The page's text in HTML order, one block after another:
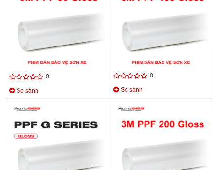
PHIM BẢO VỆ SƠN 3M PPF 50
0
So sánh
PHIM BẢO VỆ SƠN 3M PPF
0
So sánh